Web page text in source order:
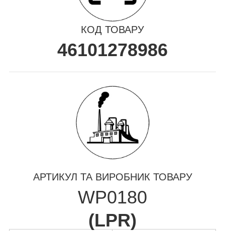
КОД ТОВАРУ
46101278986
АРТИКУЛ ТА ВИРОБНИК ТОВАРУ
WP0180
(LPR)